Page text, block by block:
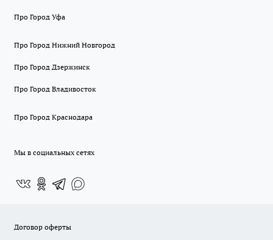
Про Город Уфа
Про Город Нижний Новгород
Про Город Дзержинск
Про Город Владивосток
Про Город Краснодара
Мы в социальных сетях
Договор оферты